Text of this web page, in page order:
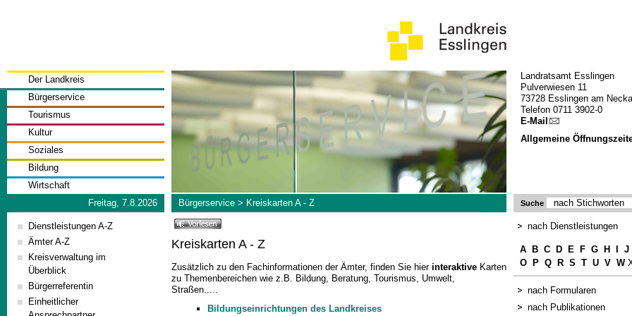
Der Landkreis
Bürgerservice
Tourismus
Kultur
Soziales
Bildung
Wirtschaft
Landratsamt Esslingen
Pulverwiesen 11
73728 Esslingen am
Telefon 0711 3902-0
E-Mail
Allgemeine
Freitag, 7.8.2026 Bürgerservice> Kreiskarten A - Z Suche
Dienstleistungen A-Z
Ämter A-Z
Kreisverwaltung im
Überblick
Bürgerreferentin
Einheitlicher
nach Dienstleistungen
A B C D E F G H J
O
P Q R S T U V W
nach Formularen
nach Publikationen
Kreiskarten A - Z
Zusätzlich zu den Fachinformationen der Ämter, finden Sie hier interaktive Karten
zu Themenbereichen wie z.B. Bildung, Beratung, Tourismus, Umwelt,
Straßen.....
Bildungseinrichtungen des Landkreises